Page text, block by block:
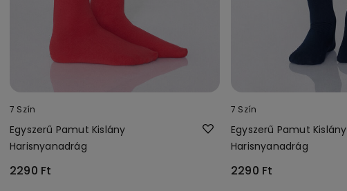
7 Szín
Egyszerű Pamut Kislány
Harisnyanadrág
2290 Ft
7 Szín
Egyszerű Pamut Kislány
Harisnyanadrág
2290 Ft